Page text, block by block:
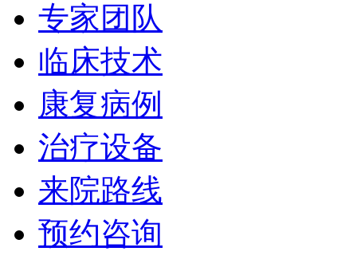
专家团队
临床技术
康复病例
治疗设备
来院路线
预约咨询